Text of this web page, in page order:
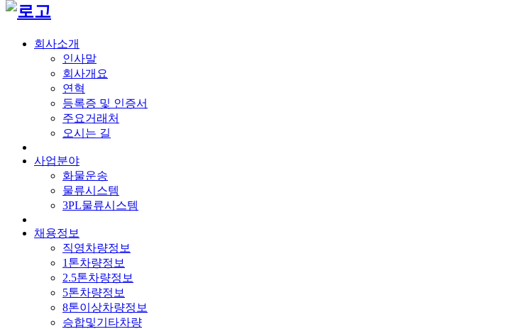
회사소개
인사말
회사개요
연혁
등록증 및 인증서
주요거래처
오시는 길
사업분야
화물운송
물류시스템
3PL물류시스템
채용정보
직영차량정보
1톤차량정보
2.5톤차량정보
5톤차량정보
8톤이상차량정보
승합및기타차량